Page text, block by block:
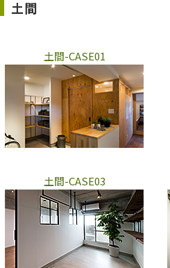
土間
土間-CASE01
土間-CASE03